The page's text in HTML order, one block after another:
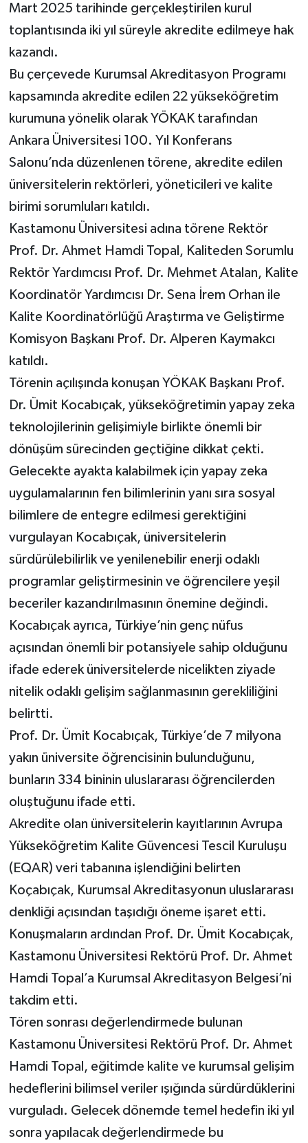
Mart 2025 tarihinde gerçekleştirilen kurul
toplantısında iki yıl süreyle akredite edilmeye hak
kazandı.
Bu çerçevede Kurumsal Akreditasyon Programı
kapsamında akredite edilen 22 yükseköğretim
kurumuna yönelik olarak YÖKAK tarafından
Ankara Üniversitesi 100. Yıl Konferans
Salonu’nda düzenlenen törene, akredite edilen
üniversitelerin rektörleri, yöneticileri ve kalite
birimi sorumluları katıldı.
Kastamonu Üniversitesi adına törene Rektör
Prof. Dr. Ahmet Hamdi Topal, Kaliteden Sorumlu
Rektör Yardımcısı Prof. Dr. Mehmet Atalan, Kalite
Koordinatör Yardımcısı Dr. Sena İrem Orhan ile
Kalite Koordinatörlüğü Araştırma ve Geliştirme
Komisyon Başkanı Prof. Dr. Alperen Kaymakcı
katıldı.
Törenin açılışında konuşan YÖKAK Başkanı Prof.
Dr. Ümit Kocabıçak, yükseköğretimin yapay zeka
teknolojilerinin gelişimiyle birlikte önemli bir
dönüşüm sürecinden geçtiğine dikkat çekti.
Gelecekte ayakta kalabilmek için yapay zeka
uygulamalarının fen bilimlerinin yanı sıra sosyal
bilimlere de entegre edilmesi gerektiğini
vurgulayan Kocabıçak, üniversitelerin
sürdürülebilirlik ve yenilenebilir enerji odaklı
programlar geliştirmesinin ve öğrencilere yeşil
beceriler kazandırılmasının önemine değindi.
Kocabıçak ayrıca, Türkiye’nin genç nüfus
açısından önemli bir potansiyele sahip olduğunu
ifade ederek üniversitelerde nicelikten ziyade
nitelik odaklı gelişim sağlanmasının gerekliliğini
belirtti.
Prof. Dr. Ümit Kocabıçak, Türkiye’de 7 milyona
yakın üniversite öğrencisinin bulunduğunu,
bunların 334 bininin uluslararası öğrencilerden
oluştuğunu ifade etti.
Akredite olan üniversitelerin kayıtlarının Avrupa
Yükseköğretim Kalite Güvencesi Tescil Kuruluşu
(EQAR) veri tabanına işlendiğini belirten
Koçabıçak, Kurumsal Akreditasyonun uluslararası
denkliği açısından taşıdığı öneme işaret etti.
Konuşmaların ardından Prof. Dr. Ümit Kocabıçak,
Kastamonu Üniversitesi Rektörü Prof. Dr. Ahmet
Hamdi Topal’a Kurumsal Akreditasyon Belgesi’ni
takdim etti.
Tören sonrası değerlendirmede bulunan
Kastamonu Üniversitesi Rektörü Prof. Dr. Ahmet
Hamdi Topal, eğitimde kalite ve kurumsal gelişim
hedeflerini bilimsel veriler ışığında sürdürdüklerini
vurguladı. Gelecek dönemde temel hedefin iki yıl
sonra yapılacak değerlendirmede bu